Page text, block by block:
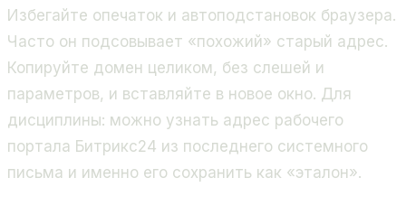
Избегайте опечаток и автоподстановок браузера.
Часто он подсовывает «похожий» старый адрес.
Копируйте домен целиком, без слешей и
параметров, и вставляйте в новое окно. Для
дисциплины: можно узнать адрес рабочего
портала Битрикс24 из последнего системного
письма и именно его сохранить как «эталон».